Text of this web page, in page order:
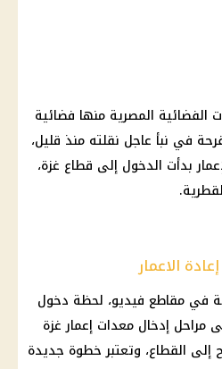
الفضائية المصرية منها فضائية
في نبأ عاجل نقلته منذ قليل،
بدأت الدخول إلى قطاع غزة،
الاعمار
في مقاطع فيديو، لحظة دخول
مراحل إدخال معدات إعمار غزة
إلى القطاع، وتعتبر خطوة جديدة